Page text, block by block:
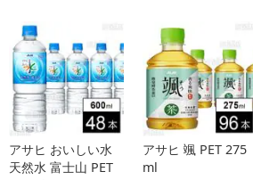
アサヒ おいしい水
天然水 富士山 PET
アサヒ 颯 PET 275
ml